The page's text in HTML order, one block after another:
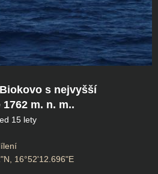
s nejvyšší
m. n. m..
15 lety
16°52'12.696"E